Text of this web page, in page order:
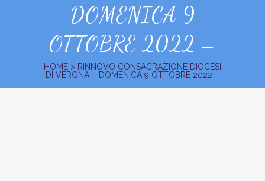
DOMENICA 9
OTTOBRE 2022 –
HOME > RINNOVO CONSACRAZIONE DIOCESI
DI VERONA – DOMENICA 9 OTTOBRE 2022 –